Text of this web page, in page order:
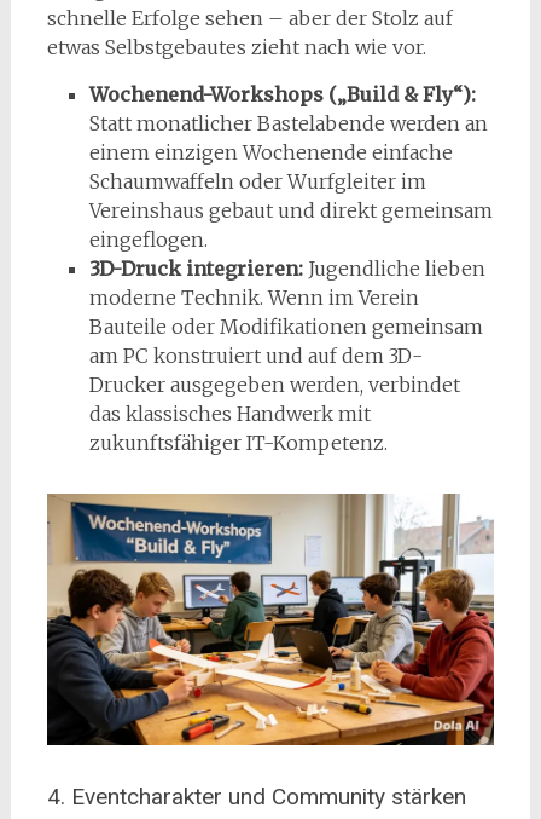
schnelle Erfolge sehen – aber der Stolz auf
etwas Selbstgebautes zieht nach wie vor.
Wochenend-Workshops („Build & Fly“):
Statt monatlicher Bastelabende werden an
einem einzigen Wochenende einfache
Schaumwaffeln oder Wurfgleiter im
Vereinshaus gebaut und direkt gemeinsam
eingeflogen.
3D-Druck integrieren:Jugendliche lieben
moderne Technik. Wenn im Verein
Bauteile oder Modifikationen gemeinsam
am PC konstruiert und auf dem 3D-
Drucker ausgegeben werden, verbindet
das klassisches Handwerk mit
zukunftsfähiger IT-Kompetenz.
4. Eventcharakter und Community stärken